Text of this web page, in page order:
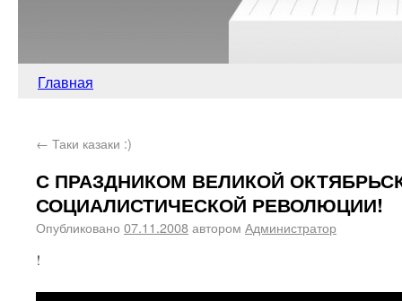
Главная
← Таки казаки :)
С ПРАЗДНИКОМ ВЕЛИКОЙ
СОЦИАЛИСТИЧЕСКОЙ РЕВОЛЮЦИИ!
Опубликовано 07.11.2008автором Администратор
!